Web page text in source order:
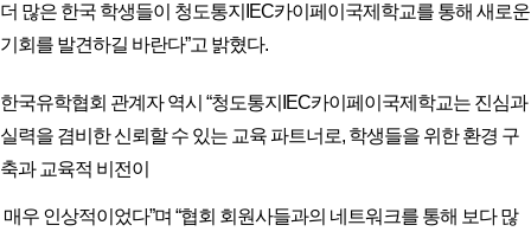
더 많은 한국 학생들이 청도통지IEC카이페이국제학교를 통해 새로운
기회를 발견하길 바란다”고 밝혔다.
한국유학협회 관계자 역시 “청도통지IEC카이페이국제학교는 진심과
실력을 겸비한 신뢰할 수 있는 교육 파트너로, 학생들을 위한 환경 구
축과 교육적 비전이
매우 인상적이었다”며 “협회 회원사들과의 네트워크를 통해 보다 많